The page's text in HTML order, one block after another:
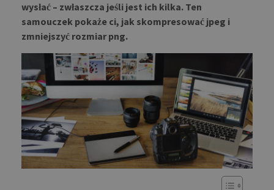
wysłać – zwłaszcza jeśli jest ich kilka. Ten
samouczek pokaże ci, jak skompresować jpeg i
zmniejszyć rozmiar png.